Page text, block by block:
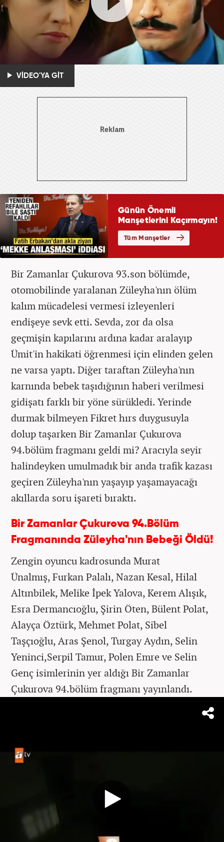
VİDEO'YA GİT
Bir Zamanlar Çukurova 93.son bölümde,
otomobilinde yaralanan Züleyha'nın ölüm
kalım mücadelesi vermesi izleyenleri
endişeye sevk etti. Sevda, zor da olsa
geçmişin kapılarını ardına kadar aralayıp
Ümit'in hakikati öğrenmesi için elinden gelen
ne varsa yaptı. Diğer taraftan Züleyha'nın
karnında bebek taşıdığının haberi verilmesi
gidişatı farklı bir yöne sürükledi. Yerinde
durmak bilmeyen Fikret hırs duygusuyla
dolup taşarken Bir Zamanlar Çukurova
94.bölüm fragmanı geldi mi? Aracıyla seyir
halindeyken umulmadık bir anda trafik kazası
geçiren Züleyha'nın yaşayıp yaşamayacağı
akıllarda soru işareti bıraktı.
Bir Zamanlar Çukurova 94.Bölüm
Fragmanında Züleyha'nın Bebeği Öldü!
Zengin oyuncu kadrosunda Murat
Ünalmış, Furkan Palalı, Nazan Kesal, Hilal
Altınbilek, Melike İpek Yalova, Kerem Alışık,
Esra Dermancıoğlu, Şirin Öten, Bülent Polat,
Alayça Öztürk, Mehmet Polat, Sibel
Taşçıoğlu, Aras Şenol, Turgay Aydın, Selin
Yeninci,Serpil Tamur, Polen Emre ve Selin
Genç isimlerinin yer aldığı Bir Zamanlar
Çukurova 94.bölüm fragmanı yayınlandı.